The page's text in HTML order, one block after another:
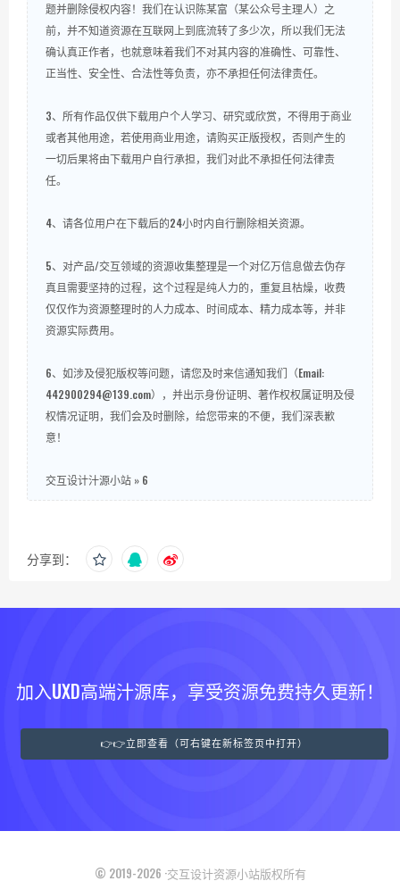
题并删除侵权内容！我们在认识陈某富（某公众号主理人）之
前，并不知道资源在互联网上到底流转了多少次，所以我们无法
确认真正作者，也就意味着我们不对其内容的准确性、可靠性、
正当性、安全性、合法性等负责，亦不承担任何法律责任。
3、所有作品仅供下载用户个人学习、研究或欣赏，不得用于商业
或者其他用途，若使用商业用途，请购买正版授权，否则产生的
一切后果将由下载用户自行承担，我们对此不承担任何法律责
任。
4、请各位用户在下载后的24小时内自行删除相关资源。
5、对产品/交互领域的资源收集整理是一个对亿万信息做去伪存
真且需要坚持的过程，这个过程是纯人力的，重复且枯燥，收费
仅仅作为资源整理时的人力成本、时间成本、精力成本等，并非
资源实际费用。
6、如涉及侵犯版权等问题，请您及时来信通知我们（Email:
442900294@139.com），并出示身份证明、著作权权属证明及侵
权情况证明，我们会及时删除，给您带来的不便，我们深表歉
意！
交互设计汁源小站 » 6
分享到：
加入UXD高端汁源库，享受资源免费持久更新！
👉👉立即查看（可右键在新标签页中打开）
© 2019-2026 ·交互设计资源小站版权所有